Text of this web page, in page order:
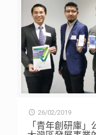
26/02/2019
「青年創研庫